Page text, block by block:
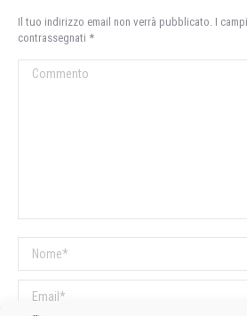
Il tuo indirizzo email non verrà pubblicato. I
contrassegnati *
Commento
Nome *
Email *